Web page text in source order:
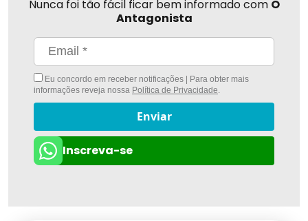
Nunca foi tão fácil ficar bem informado com O
Antagonista
Eu concordo em receber notificações | Para obter mais
informações reveja nossa Política de Privacidade.
Enviar
Inscreva-se